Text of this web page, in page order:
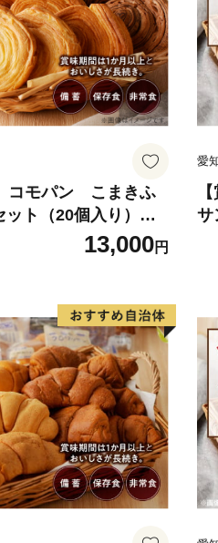
コモパン こまきふ
ット（20個入り）／
常食 防災グッズにも
13,000円
愛
サ